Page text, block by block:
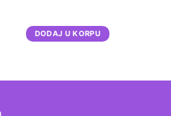
DODAJ U KORPU